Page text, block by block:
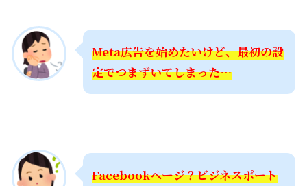
Meta広告を始めたいけど、最初の設
定でつまずいてしまった…
Facebookページ？ビジネスポート